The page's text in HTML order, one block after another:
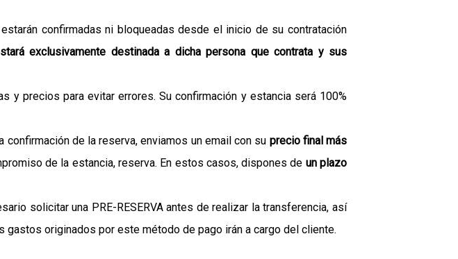
confirmadas ni bloqueadas desde el inicio de su contratación
exclusivamente destinada a dicha persona que contrata y sus
y precios para evitar errores. Su confirmación y estancia será 100%
confirmación de la reserva, enviamos un email con su precio final más
de la estancia, reserva. En estos casos, dispones de un plazo
solicitar una PRE-RESERVA antes de realizar la transferencia, así
originados por este método de pago irán a cargo del cliente.